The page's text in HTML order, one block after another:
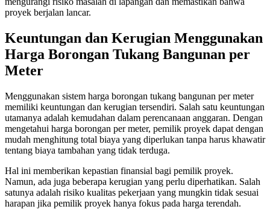
proyek berjalan lancar.
Keuntungan dan Kerugian Menggunakan
Harga Borongan Tukang Bangunan per
Meter
Menggunakan sistem harga borongan tukang bangunan per meter
memiliki keuntungan dan kerugian tersendiri. Salah satu keuntungan
utamanya adalah kemudahan dalam perencanaan anggaran. Dengan
mengetahui harga borongan per meter, pemilik proyek dapat dengan
mudah menghitung total biaya yang diperlukan tanpa harus khawatir
tentang biaya tambahan yang tidak terduga.
Hal ini memberikan kepastian finansial bagi pemilik proyek.
Namun, ada juga beberapa kerugian yang perlu diperhatikan. Salah
satunya adalah risiko kualitas pekerjaan yang mungkin tidak sesuai
harapan jika pemilik proyek hanya fokus pada harga terendah.